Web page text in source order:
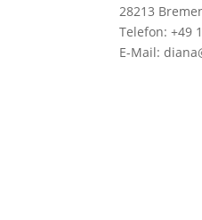
28213
Telefon: +49
E-Mail: